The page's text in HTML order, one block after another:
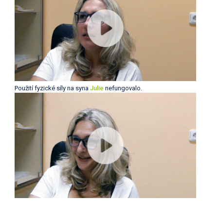
Použití fyzické síly na syna Julie nefungovalo.